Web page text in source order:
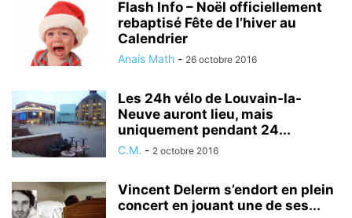
Flash Info – Noël officiellement
rebaptisé Fête de l’hiver au
Calendrier
Anais Math - 26 octobre 2016
Les 24h vélo de Louvain-la-
Neuve auront lieu, mais
uniquement pendant 24...
C.M. - 2 octobre 2016
Vincent Delerm s’endort en plein
concert en jouant une de ses...